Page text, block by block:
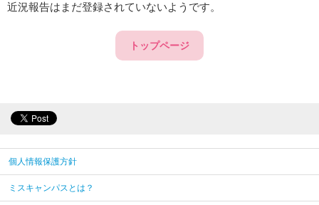
近況報告はまだ登録されていないようです。
トップページ
個人情報保護方針
ミスキャンパスとは？